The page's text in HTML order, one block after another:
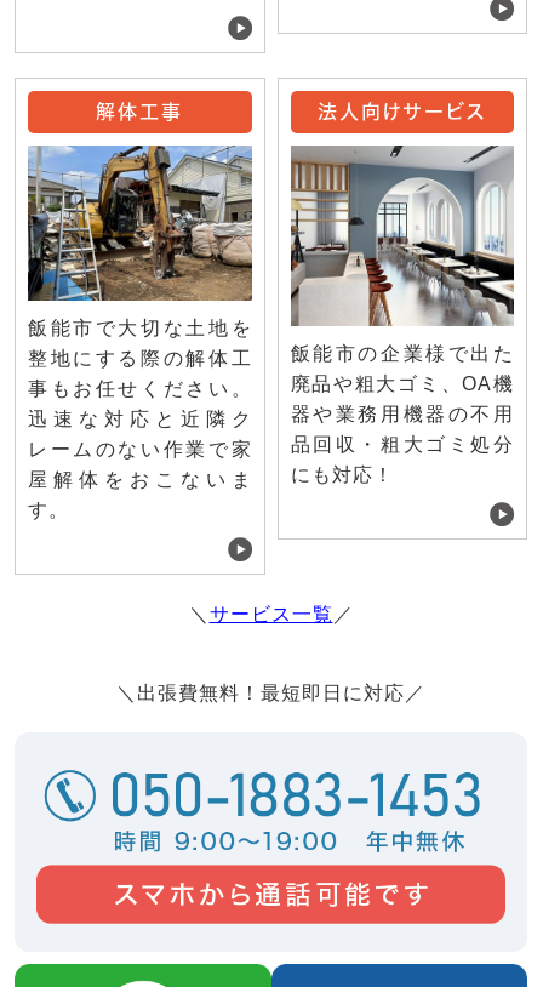
解体工事
飯能市で大切な土地を
整地にする際の解体工
事もお任せください。
迅速な対応と近隣ク
レームのない作業で家
屋解体をおこないま
す。
法人向けサービス
飯能市の企業様で出た
廃品や粗大ゴミ、OA機
器や業務用機器の不用
品回収・粗大ゴミ処分
にも対応！
＼ サービス一覧 ／
＼出張費無料！最短即日に対応／